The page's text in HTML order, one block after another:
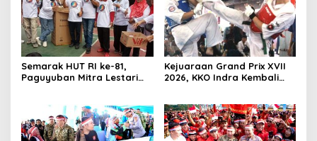
Semarak HUT RI ke-81,
Paguyuban Mitra Lestari
Kejuaraan Grand Prix XVII
2026, KKO Indra Kembali